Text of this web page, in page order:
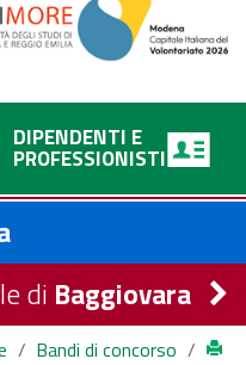
DIPENDENTI E
PROFESSIONISTI
di Baggiovara
/ Bandi di concorso /